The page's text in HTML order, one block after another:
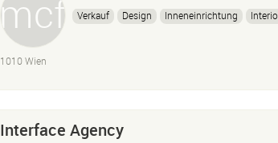
Verkauf Design Inneneinrichtung
1010 Wien
Interface Agency